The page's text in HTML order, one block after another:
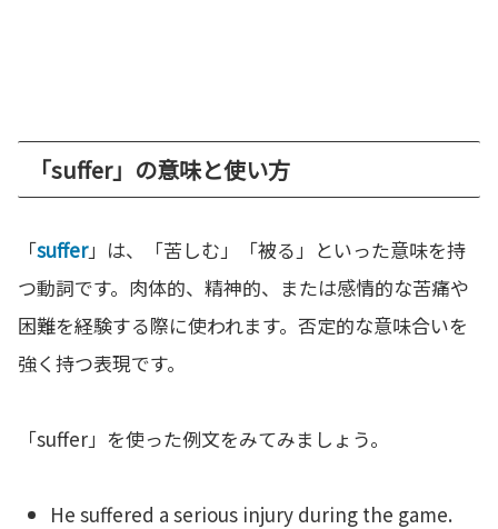
「suffer」の意味と使い方
「suffer」は、「苦しむ」「被る」といった意味を持
つ動詞です。肉体的、精神的、または感情的な苦痛や
困難を経験する際に使われます。否定的な意味合いを
強く持つ表現です。
「suffer」を使った例文をみてみましょう。
He suffered a serious injury during the game.